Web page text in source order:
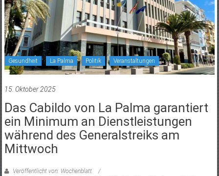
Gesundheit La Palma Politik Veranstaltungen
15. Oktober 2025
Das Cabildo von La Palma garantiert
ein Minimum an Dienstleistungen
während des Generalstreiks am
Mittwoch
Veröffentlicht von: Wochenblatt